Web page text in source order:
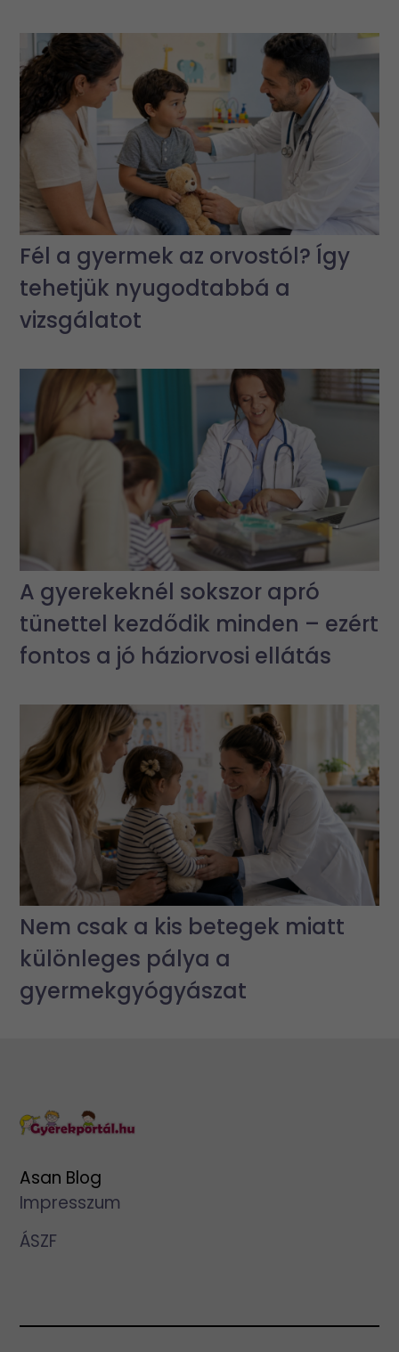
Fél a gyermek az orvostól? Így
tehetjük nyugodtabbá a
vizsgálatot
A gyerekeknél sokszor apró
tünettel kezdődik minden – ezért
fontos a jó háziorvosi ellátás
Nem csak a kis betegek miatt
különleges pálya a
gyermekgyógyászat
Asan Blog
Impresszum
ÁSZF